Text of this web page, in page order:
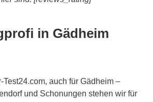
in Gädheim
Test24.com, auch für Gädheim –
und Schonungen stehen wir für